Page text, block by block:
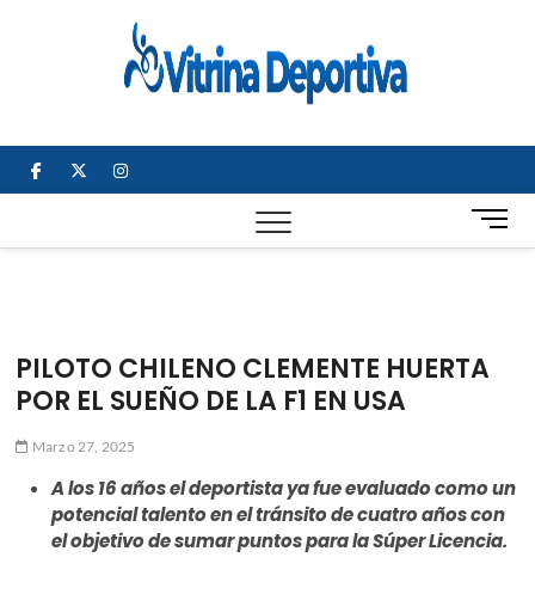
facebook
twitterinstagram
B
o
e
ú
PILOTO CHILENO CLEMENTE HUERTA
POR EL SUEÑO DE LA F1 EN USA
Marzo 27, 2025
A los 16 años el deportista ya fue evaluado como un
potencial talento en el tránsito de cuatro años con
el objetivo de sumar puntos para la Súper Licencia.